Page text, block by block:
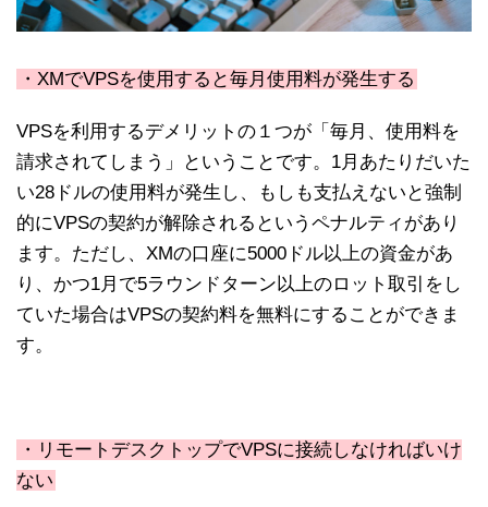
・XMでVPSを使用すると毎月使用料が発生する
VPSを利用するデメリットの１つが「毎月、使用料を
請求されてしまう」ということです。1月あたりだいた
い28ドルの使用料が発生し、もしも支払えないと強制
的にVPSの契約が解除されるというペナルティがあり
ます。ただし、XMの口座に5000ドル以上の資金があ
り、かつ1月で5ラウンドターン以上のロット取引をし
ていた場合はVPSの契約料を無料にすることができま
す。
・リモートデスクトップでVPSに接続しなければいけ
ない